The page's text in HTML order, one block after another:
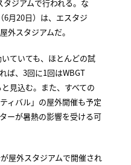
ジアムで行われる。な
6月20日）は、エスタジ
外スタジアムだ。
ていても、ほとんどの試
ば、3回に1回はWBGT
見込む。また、すべての
ィバル」の屋外開催も予定
ーが暑熱の影響を受ける可
屋外スタジアムで開催され